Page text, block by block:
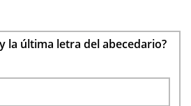
la última letra del abecedario?